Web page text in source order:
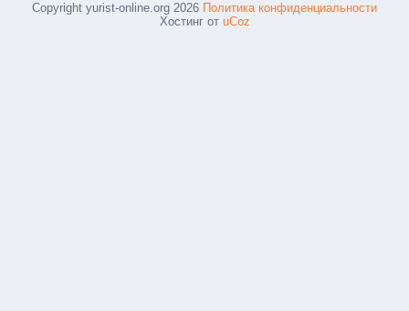
Copyright yurist-online.org 2026 Политика конфиденциальности
Хостинг от uCoz